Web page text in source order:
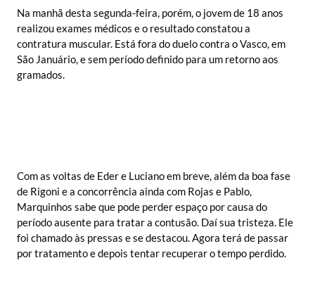
Na manhã desta segunda-feira, porém, o jovem de 18 anos
realizou exames médicos e o resultado constatou a
contratura muscular. Está fora do duelo contra o Vasco, em
São Januário, e sem período definido para um retorno aos
gramados.
Com as voltas de Eder e Luciano em breve, além da boa fase
de Rigoni e a concorrência ainda com Rojas e Pablo,
Marquinhos sabe que pode perder espaço por causa do
período ausente para tratar a contusão. Daí sua tristeza. Ele
foi chamado às pressas e se destacou. Agora terá de passar
por tratamento e depois tentar recuperar o tempo perdido.